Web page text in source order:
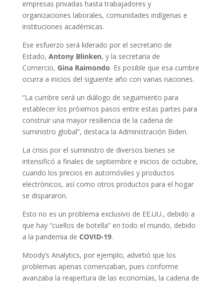
empresas privadas hasta trabajadores y
organizaciones laborales, comunidades indígenas e
instituciones académicas.
Ese esfuerzo será liderado por el secretario de
Estado, Antony Blinken, y la secretaria de
Comercio, Gina Raimondo. Es posible que esa cumbre
ocurra a inicios del siguiente año con varias naciones.
“La cumbre será un diálogo de seguimiento para
establecer los próximos pasos entre estas partes para
construir una mayor resiliencia de la cadena de
suministro global”, destaca la Administración Biden.
La crisis por el suministro de diversos bienes se
intensificó a finales de septiembre e inicios de octubre,
cuando los precios en automóviles y productos
electrónicos, así como otros productos para el hogar
se dispararon.
Esto no es un problema exclusivo de EE.UU., debido a
que hay “cuellos de botella” en todo el mundo, debido
a la pandemia de COVID-19.
Moody’s Analytics, por ejemplo, advirtió que los
problemas apenas comenzaban, pues conforme
avanzaba la reapertura de las economías, la cadena de